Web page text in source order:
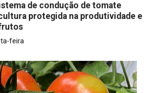
de condução de tomate
protegida na produtividade e
feira